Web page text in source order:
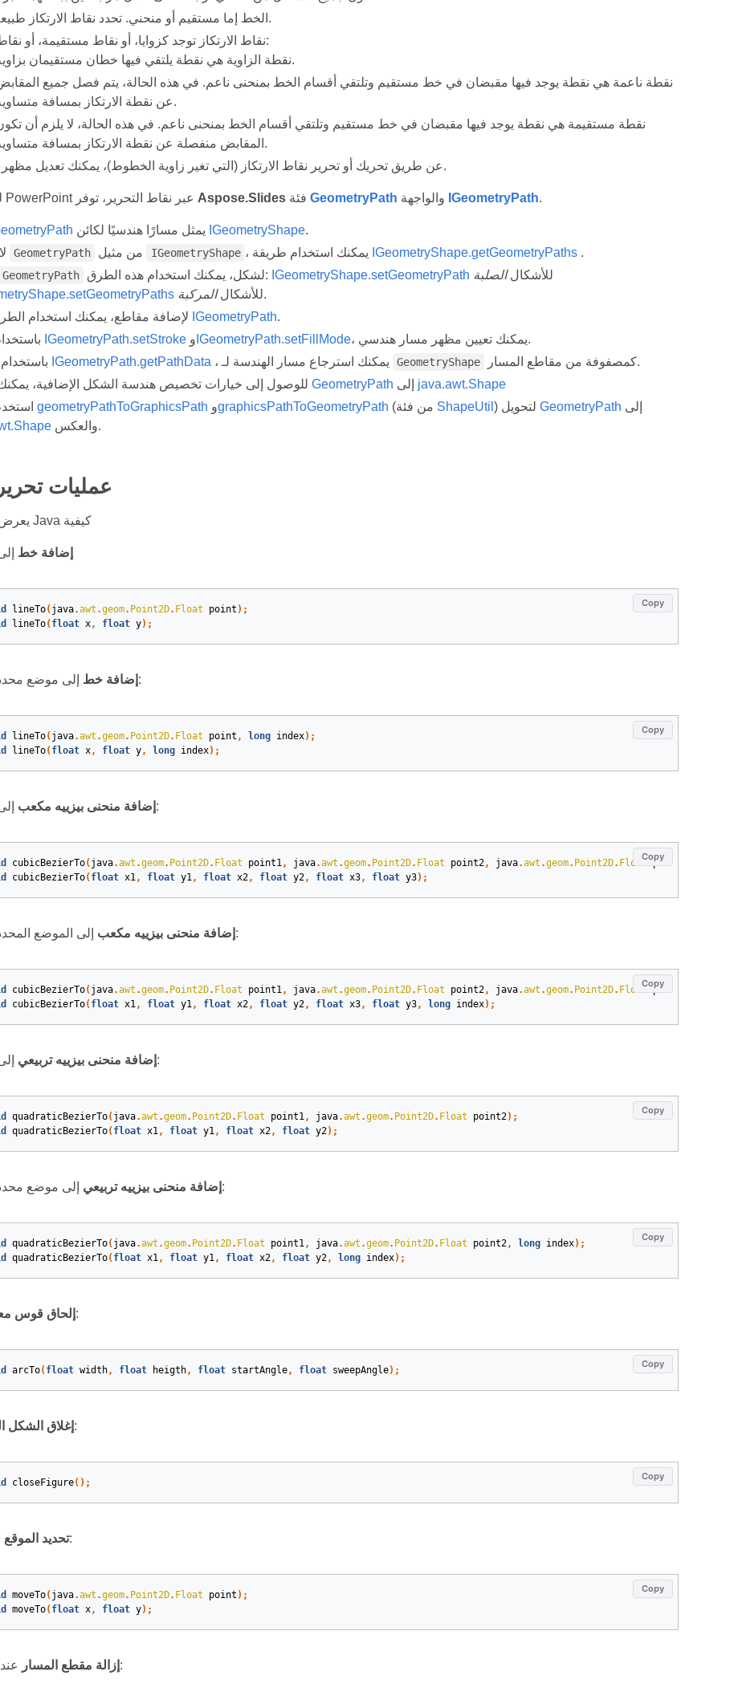
الخط إما مستقيم أو منحني. تحدد نقاط الارتكاز طبيعة الخط.
نقاط الارتكاز توجد كزوايا، أو نقاط مستقيمة، أو نقاط ناعمة:
نقطة الزاوية هي نقطة يلتقي فيها خطان مستقيمان بزاوية.
نقطة ناعمة هي نقطة يوجد فيها مقبضان في خط مستقيم وتلتقي أقسام الخط بمنحنى ناعم. في هذه الحالة، يتم فصل جميع
عن نقطة الارتكاز بمسافة متساوية.
نقطة مستقيمة هي نقطة يوجد فيها مقبضان في خط مستقيم وتلتقي أقسام الخط بمنحنى ناعم. في هذه الحالة، لا يلزم أن
المقابض منفصلة عن نقطة الارتكاز بمسافة متساوية.
عن طريق تحريك أو تحرير نقاط الارتكاز (التي تغير زاوية الخطوط)، يمكنك تعديل مظهر الشكل.
Aspose.Slides GeometryPath IGeometryPath.
IGeometryShape.
GeometryPath IGeometryShape IGeometryShape.getGeometryPaths .
GeometryPath لشكل، يمكنك استخدام هذه الطرق: IGeometryShape.setGeometryPath للأشكالالصلبة
للأشكالالمركبة
.
IGeometryPath.
IGeometryPath.setStroke و IGeometryPath.setFillMode
، يمكنك تعيين مظهر مسار هندسي.
IGeometryPath.getPathData GeometryShape
كمصفوفة من مقاطع المسار.
GeometryPath
java.awt.Shape
geometryPathToGraphicsPath وgraphicsPathToGeometryPath ShapeUtil GeometryPath إلى
والعكس.
عمليات
يعرض لك هذا الكود Java كيفية
إضافة خط
Copy
lineTo( java.awt .geom. Point2D. Float point ) ;
lineTo( float x, float y) ;
إضافة خط إلى موضع محدد على المسار:
Copy
lineTo( java.awt .geom. Point2D. Float point , long index) ;
lineTo( float x, float y, long index) ;
إضافة منحنى بيزييه مكعب إلى نهاية المسار:
Copy
cubicBezierTo( java.awt .geom. Point2D. Float point1, java.awt .geom. Point2D. Float point2, java.awt .geom. Point2D. Float point3
cubicBezierTo( float x1, float y1, float x2, float y2, float x3, float y3) ;
إضافة منحنى بيزييه مكعب إلى الموضع المحدد على المسار:
Copy
cubicBezierTo( java.awt .geom. Point2D. Float point1, java.awt .geom. Point2D. Float point2, java.awt .geom. Point2D. Float point3
cubicBezierTo( float x1, float y1, float x2, float y2, float x3, float y3, long index) ;
إضافة منحنى بيزييه تربيعي إلى نهاية المسار:
Copy
quadraticBezierTo( java.awt .geom. Point2D. Float point1, java.awt .geom. Point2D. Float point2) ;
quadraticBezierTo( float x1, float y1, float x2, float y2) ;
إضافة منحنى بيزييه تربيعي إلى موضع محدد على المسار:
Copy
quadraticBezierTo( java.awt .geom. Point2D. Float point1, java.awt .geom. Point2D. Float point2, long index) ;
quadraticBezierTo( float x1, float y1, float x2, float y2, long index) ;
إلحاق قوس إلى مسار:
Copy
arcTo( float width, float heigth, float startAngle, float sweepAngle) ;
إغلاق الشكل للمسار:
Copy
closeFigure() ;
تحديد الموقع:
Copy
moveTo( java.awt .geom. Point2D. Float point ) ;
moveTo( float x, float y) ;
إزالة مقطع المسار عند فهرس محدد: